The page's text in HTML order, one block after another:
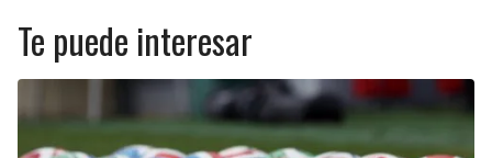
Te puede interesar